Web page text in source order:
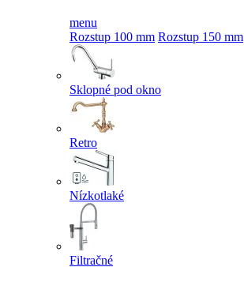
menu
Rozstup 100 mm Rozstup 150 mm
Sklopné pod okno
Retro
Nízkotlaké
Filtračné